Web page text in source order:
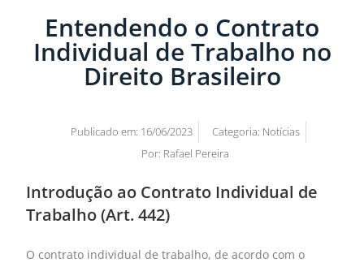
Entendendo o Contrato
Individual de Trabalho no
Direito Brasileiro
Publicado em: 16/06/2023 Categoria: Notícias
Por: Rafael Pereira
Introdução ao Contrato Individual de
Trabalho (Art. 442)
O contrato individual de trabalho, de acordo com o